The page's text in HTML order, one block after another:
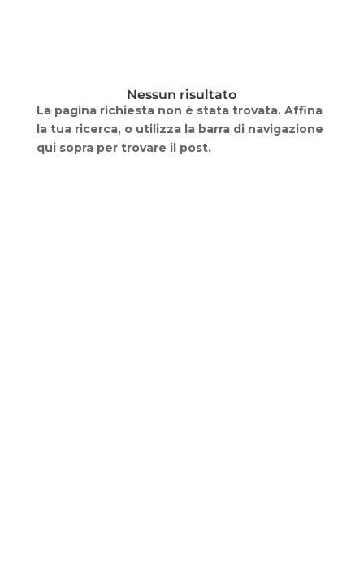
Nessun risultato
La pagina richiesta non è stata trovata. Affina
la tua ricerca, o utilizza la barra di navigazione
qui sopra per trovare il post.